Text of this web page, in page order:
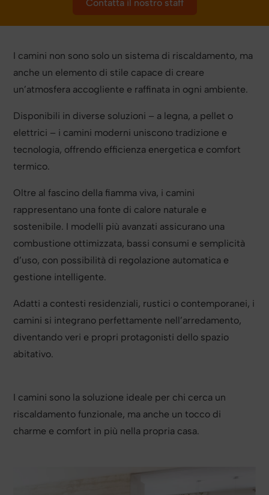
Contatta il nostro staff
I camini non sono solo un sistema di riscaldamento, ma
anche un elemento di stile capace di creare
un’atmosfera accogliente e raffinata in ogni ambiente.
Disponibili in diverse soluzioni – a legna, a pellet o
elettrici – i camini moderni uniscono tradizione e
tecnologia, offrendo efficienza energetica e comfort
termico.
Oltre al fascino della fiamma viva, i camini
rappresentano una fonte di calore naturale e
sostenibile. I modelli più avanzati assicurano una
combustione ottimizzata, bassi consumi e semplicità
d’uso, con possibilità di regolazione automatica e
gestione intelligente.
Adatti a contesti residenziali, rustici o contemporanei, i
camini si integrano perfettamente nell’arredamento,
diventando veri e propri protagonisti dello spazio
abitativo.
I camini sono la soluzione ideale per chi cerca un
riscaldamento funzionale, ma anche un tocco di
charme e comfort in più nella propria casa.